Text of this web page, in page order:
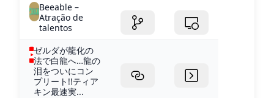
Beeable –
Atração de
talentos
ゼルダが龍化の
法で白龍へ…龍の
泪をついにコン
プリート!!ティア
キン最速実...